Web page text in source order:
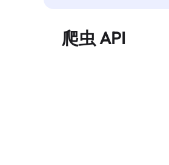
爬虫 API